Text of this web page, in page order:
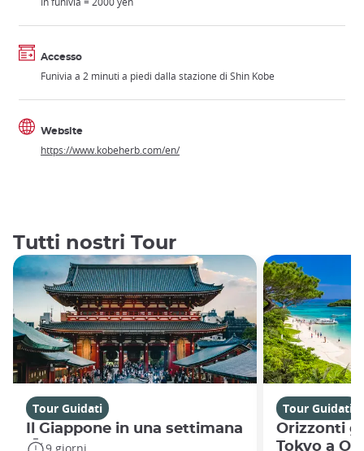
Accesso
Funivia a 2 minuti a piedi dalla stazione di Shin Kobe
Website
https://www.kobeherb.com/en/
Tutti nostri Tour
Tour Guidati
Il Giappone in una settimana
Tour Guidati
Orizzonti
Tokyo a